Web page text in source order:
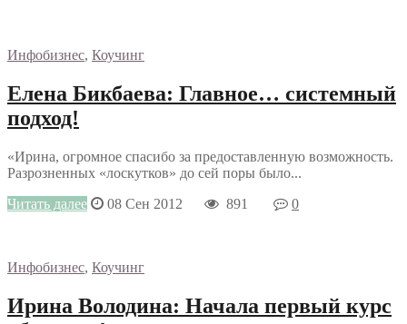
Инфобизнес, Коучинг
Елена Бикбаева: Главное… системный
подход!
«Ирина, огромное спасибо за предоставленную возможность.
Разрозненных «лоскутков» до сей поры было...
Читать далее
08 Сен 2012 891 0
Инфобизнес, Коучинг
Ирина Володина: Начала первый курс